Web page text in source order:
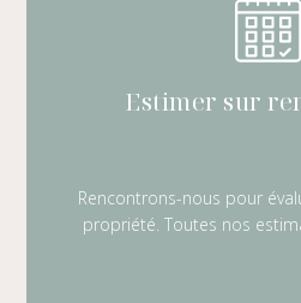
Estimer sur
Rencontrons-nous pour
propriété. Toutes nos